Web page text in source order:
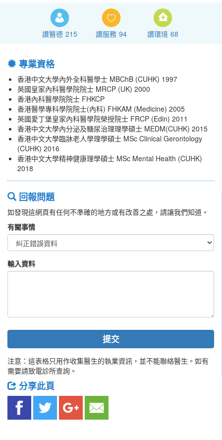
讚醫德 215 讚服務 94 讚環境 68
專業資格
香港中文大學內外全科醫學士 MBChB (CUHK) 1997
英國皇家內科醫學院院士 MRCP (UK) 2000
香港內科醫學院院士 FHKCP
香港醫學專科學院院士(內科) FHKAM (Medicine) 2005
英國愛丁堡皇家內科醫學院榮授院士 FRCP (Edin) 2011
香港中文大學內分泌及糖尿治理理學碩士 MEDM(CUHK) 2015
香港中文大學臨牀老人學理學碩士 MSc Clinical Gerontology
(CUHK) 2016
香港中文大學精神健康理學碩士 MSc Mental Health (CUHK)
2018
回報問題
如發現這網頁有任何不準確的地方或有改善之處，請讓我們知道。
有關事情
輸入資料
提交
注意：這表格只用作收集醫生的執業資訊，並不能聯絡醫生。如有
需要請致電診所查詢。
分享此頁